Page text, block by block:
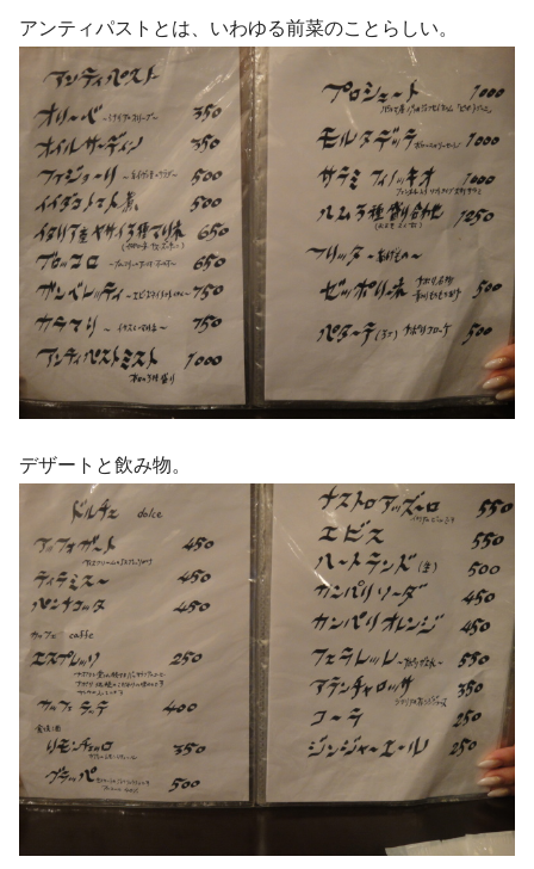
アンティパストとは、いわゆる前菜のことらしい。
デザートと飲み物。